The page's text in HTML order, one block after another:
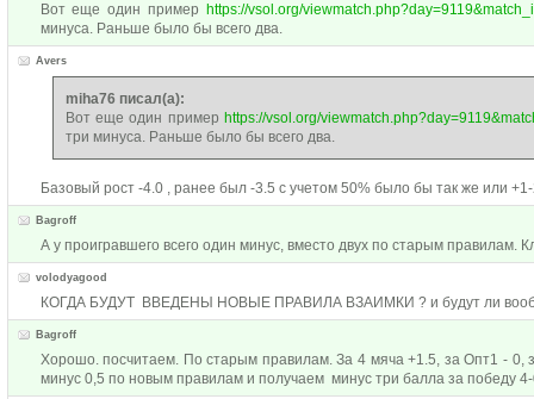
Вот еще один пример
https://vsol.org/
минуса. Раньше было бы всего два.
Avers
miha76 писал(а):
Вот еще один пример https://vsol.org/
три минуса. Раньше было бы всего два.
Базовый рост -4.0 , ранее был -3.5 с учетом 50% было бы так же или
Bagroff
А у проигравшего всего один минус, вместо двух по старым правилам.
volodyagood
КОГДА БУДУТ ВВЕДЕНЫ НОВЫЕ ПРАВИЛА ВЗАИМКИ ? и будут ли
Bagroff
Хорошо. посчитаем. По старым правилам. За 4 мяча +1.5, за Опт1 - 0,
минус 0,5 по новым правилам и получаем минус три балла за победу